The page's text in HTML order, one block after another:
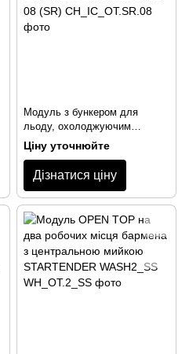
Модуль з бункером для
льоду, охолоджуючим
відсіком і рейкою
STARTENDER CHILL & ICE 08
(SR)
Ціну уточнюйте
Дізнатися ціну